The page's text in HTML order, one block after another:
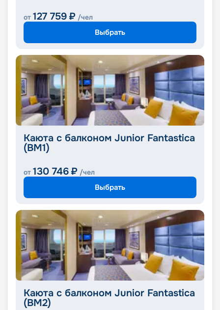
от 127 759 ₽ /чел
Выбрать
Каюта с балконом Junior Fantastica
(BM1)
от 130 746 ₽ /чел
Выбрать
Каюта с балконом Junior Fantastica
(BM2)